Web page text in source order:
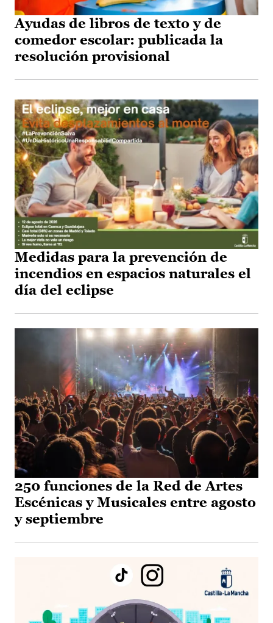
Ayudas de libros de texto y de
comedor escolar: publicada la
resolución provisional
Medidas para la prevención de
incendios en espacios naturales el
día del eclipse
250 funciones de la Red de Artes
Escénicas y Musicales entre agosto
y septiembre